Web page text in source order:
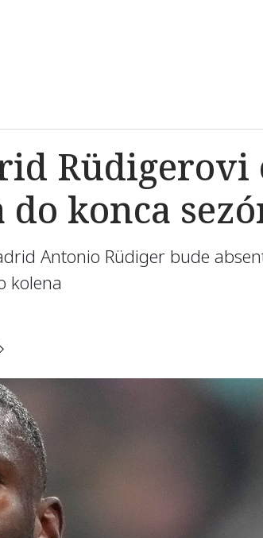
konca
Antonio Rüdiger bude
kolena